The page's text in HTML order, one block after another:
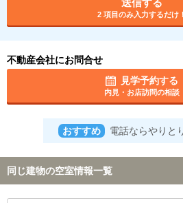
送信する
2 項目のみ入力するだけ！
不動産会社にお問合せ
見学予約する
内見・お店訪問の相談
おすすめ 電話ならやりと
同じ建物の空室情報一覧